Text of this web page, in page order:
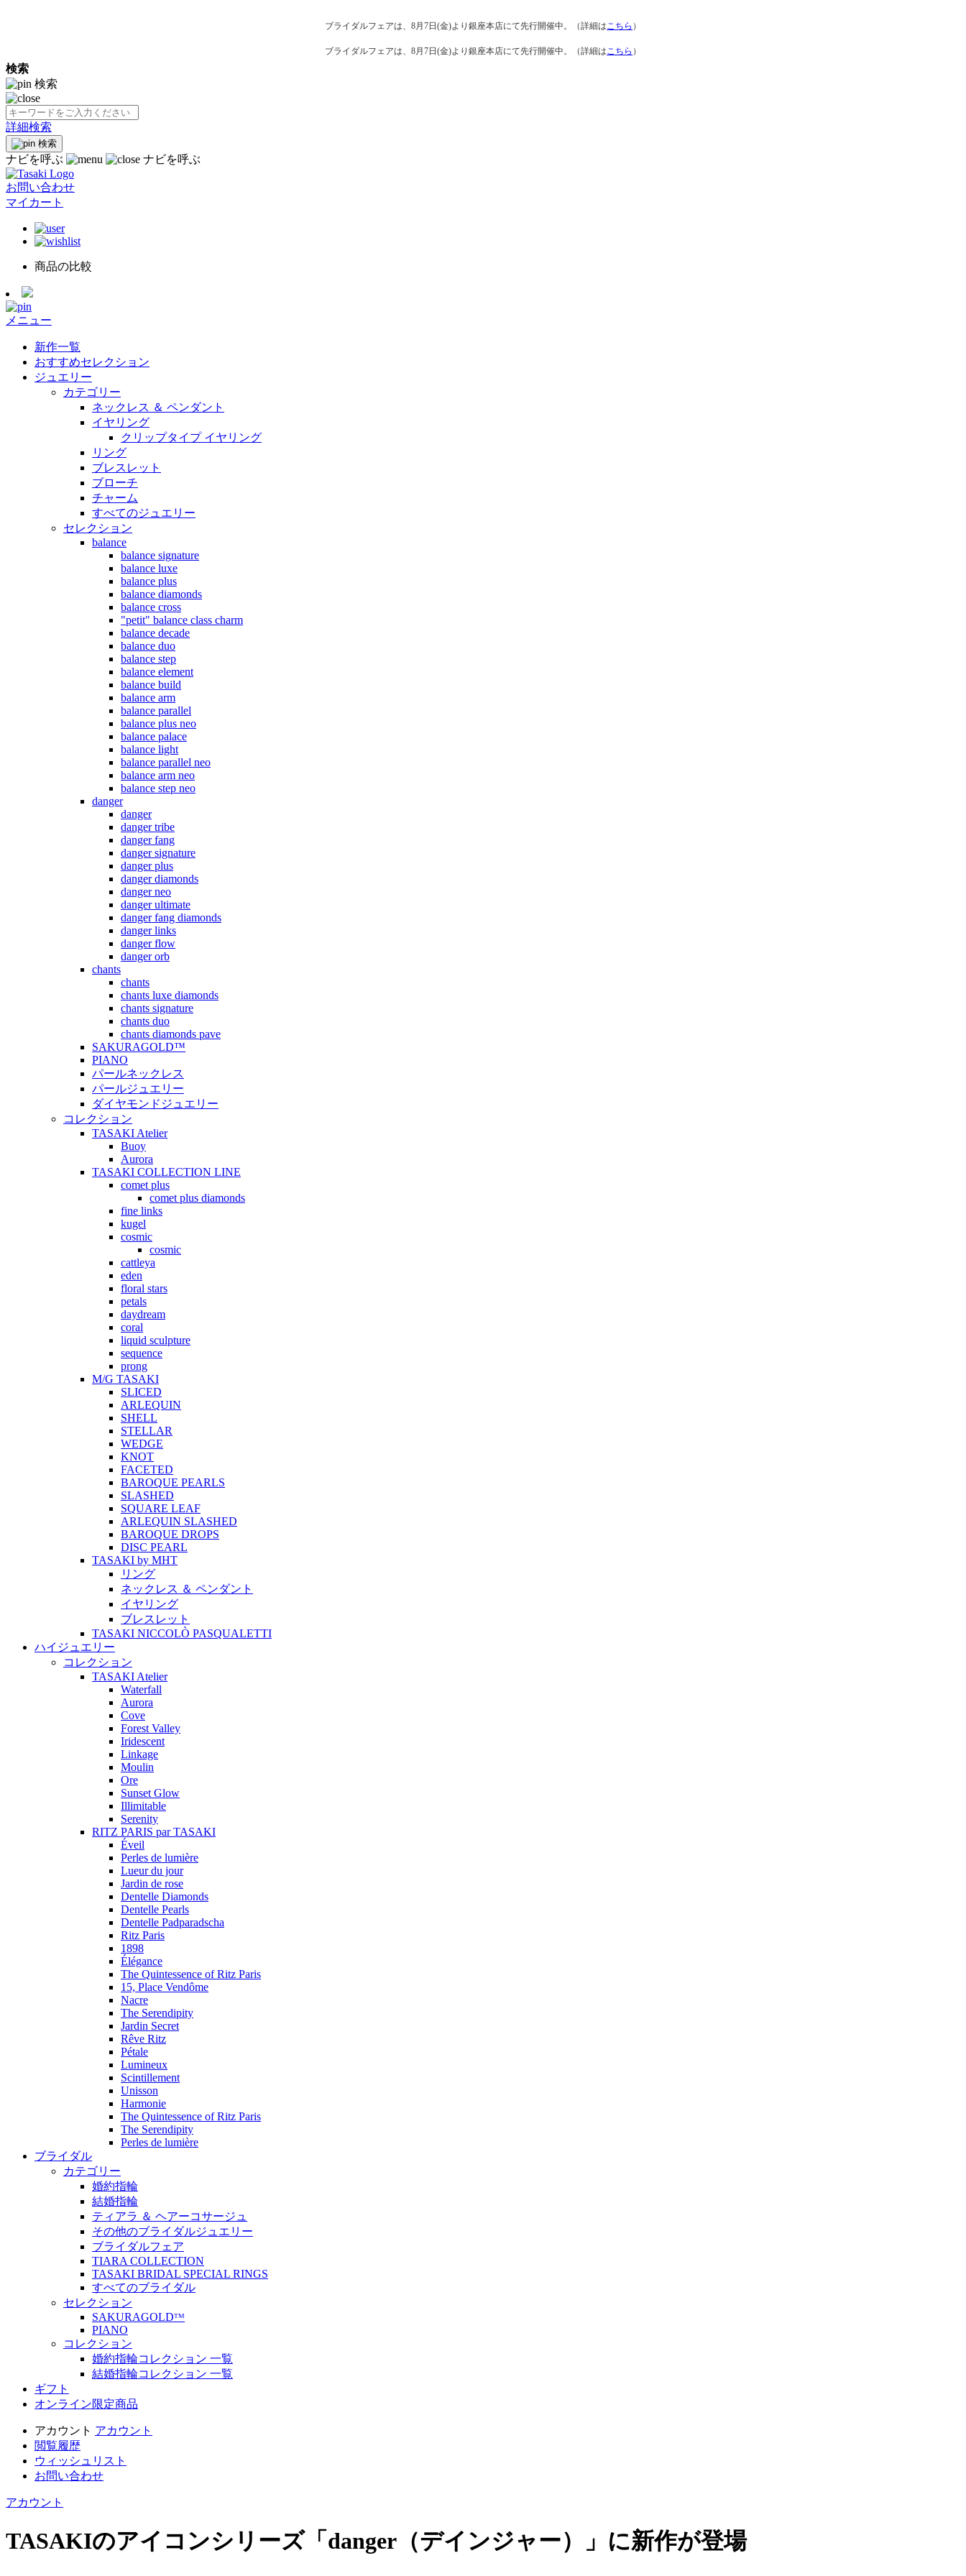
ブライダルフェアは、8月7日(金)より銀座本店にて先行開催中。（詳細はこちら ）
ブライダルフェアは、8月7日(金)より銀座本店にて先行開催中。（詳細はこちら ）
検索
検索
詳細検索
検索
ナビを呼ぶ ナビを呼ぶ
お問い合わせ
マイカート
商品の比較
メニュー
新作一覧
おすすめセレクション
ジュエリー
カテゴリー
ネックレス ＆ ペンダント
イヤリング
クリップタイプ イヤリング
リング
ブレスレット
ブローチ
チャーム
すべてのジュエリー
セレクション
balance
balance signature
balance luxe
balance plus
balance diamonds
balance cross
"petit" balance class charm
balance decade
balance duo
balance step
balance element
balance build
balance arm
balance parallel
balance plus neo
balance palace
balance light
balance parallel neo
balance arm neo
balance step neo
danger
danger
danger tribe
danger fang
danger signature
danger plus
danger diamonds
danger neo
danger ultimate
danger fang diamonds
danger links
danger flow
danger orb
chants
chants
chants luxe diamonds
chants signature
chants duo
chants diamonds pave
SAKURAGOLD™
PIANO
パールネックレス
パールジュエリー
ダイヤモンドジュエリー
コレクション
TASAKI Atelier
Buoy
Aurora
TASAKI COLLECTION LINE
comet plus
comet plus diamonds
fine links
kugel
cosmic
cosmic
cattleya
eden
floral stars
petals
daydream
coral
liquid sculpture
sequence
prong
M/G TASAKI
SLICED
ARLEQUIN
SHELL
STELLAR
WEDGE
KNOT
FACETED
BAROQUE PEARLS
SLASHED
SQUARE LEAF
ARLEQUIN SLASHED
BAROQUE DROPS
DISC PEARL
TASAKI by MHT
リング
ネックレス ＆ ペンダント
イヤリング
ブレスレット
TASAKI NICCOLÒ PASQUALETTI
ハイジュエリー
コレクション
TASAKI Atelier
Waterfall
Aurora
Cove
Forest Valley
Iridescent
Linkage
Moulin
Ore
Sunset Glow
Illimitable
Serenity
RITZ PARIS par TASAKI
Éveil
Perles de lumière
Lueur du jour
Jardin de rose
Dentelle Diamonds
Dentelle Pearls
Dentelle Padparadscha
Ritz Paris
1898
Élégance
The Quintessence of Ritz Paris
15, Place Vendôme
Nacre
The Serendipity
Jardin Secret
Rêve Ritz
Pétale
Lumineux
Scintillement
Unisson
Harmonie
The Quintessence of Ritz Paris
The Serendipity
Perles de lumière
ブライダル
カテゴリー
婚約指輪
結婚指輪
ティアラ ＆ ヘアーコサージュ
その他のブライダルジュエリー
ブライダルフェア
TIARA COLLECTION
TASAKI BRIDAL SPECIAL RINGS
すべてのブライダル
セレクション
SAKURAGOLDᵀᴹ
PIANO
コレクション
婚約指輪コレクション 一覧
結婚指輪コレクション 一覧
ギフト
オンライン限定商品
アカウント アカウント
閲覧履歴
ウィッシュリスト
お問い合わせ
アカウント
TASAKIのアイコンシリーズ「danger（デインジャー）」に新作が登場